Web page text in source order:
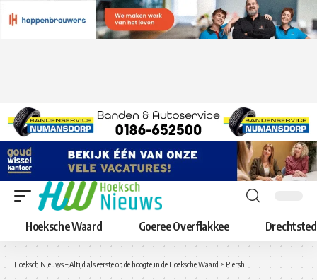
Hoeksche Waard Goeree Overflakkee
Hoeksch Nieuws – Altijd als eerste op de hoogte in de Hoeksche Waard > Piershil